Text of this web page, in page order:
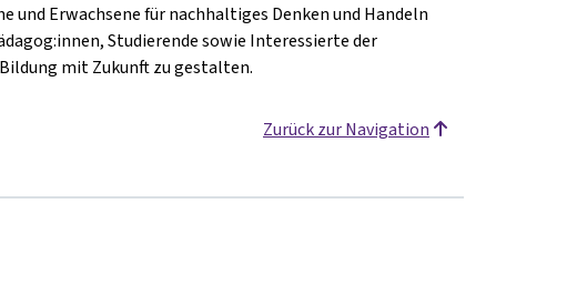
Erwachsene für nachhaltiges Denken und Handeln
Studierende sowie Interessierte der
mit Zukunft zu gestalten.
Zurück zur Navigation